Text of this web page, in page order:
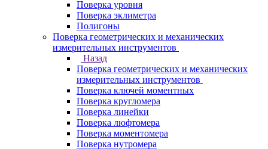
Поверка уровня
Поверка эклиметра
Полигоны
Поверка геометрических и механических
измерительных инструментов
Назад
Поверка геометрических и механических
измерительных инструментов
Поверка ключей моментных
Поверка кругломера
Поверка линейки
Поверка люфтомера
Поверка моментомера
Поверка нутромера